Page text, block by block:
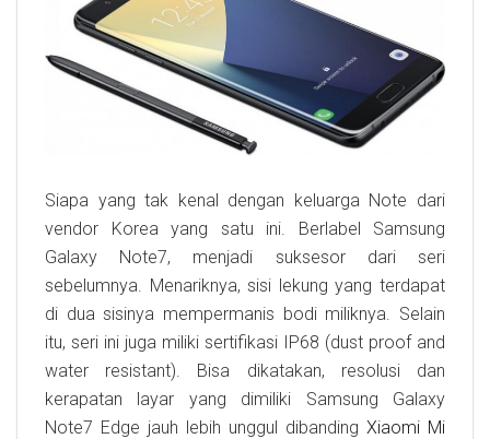
Siapa yang tak kenal dengan keluarga Note dari
vendor Korea yang satu ini. Berlabel Samsung
Galaxy Note7, menjadi suksesor dari seri
sebelumnya. Menariknya, sisi lekung yang terdapat
di dua sisinya mempermanis bodi miliknya. Selain
itu, seri ini juga miliki sertifikasi IP68 (dust proof and
water resistant). Bisa dikatakan, resolusi dan
kerapatan layar yang dimiliki Samsung Galaxy
Note7 Edge jauh lebih unggul dibanding Xiaomi Mi